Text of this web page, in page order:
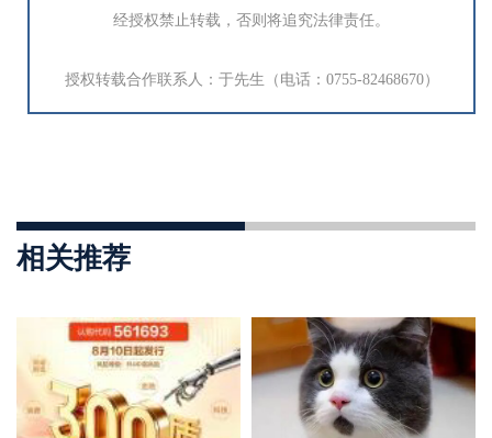
经授权禁止转载，否则将追究法律责任。
授权转载合作联系人：于先生（电话：0755-82468670）
相关推荐